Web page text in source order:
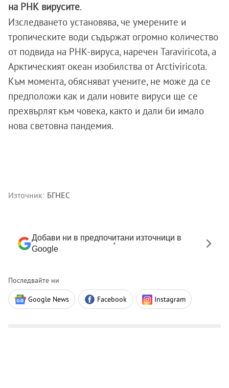
на РНК вирусите.
Изследването установява, че умерените и
тропическите води съдържат огромно количество
от подвида на РНК-вируса, наречен Taraviricota, а
Арктическият океан изобилства от Arctiviricota.
Към момента, обясняват учените, не може да се
предположи как и дали новите вируси ще се
прехвърлят към човека, както и дали би имало
нова световна пандемия.
Източник: БГНЕС
Добави ни в предпочитани източници в
Google
Последвайте ни
Google News Facebook Instagram